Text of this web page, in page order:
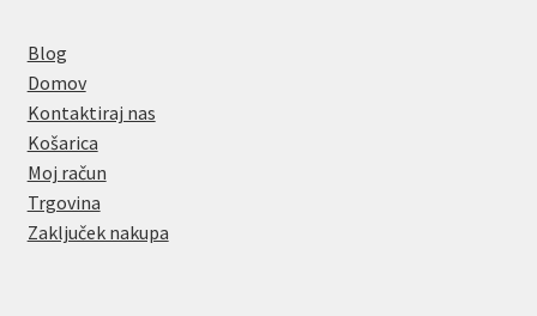
Blog
Domov
Kontaktiraj nas
Košarica
Moj račun
Trgovina
Zaključek nakupa